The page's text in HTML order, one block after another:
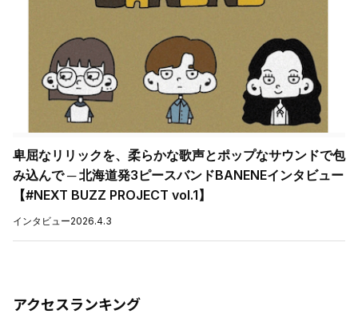
卑屈なリリックを、柔らかな歌声とポップなサウンドで包
み込んで ─ 北海道発3ピースバンドBANENEインタビュー
【#NEXT BUZZ PROJECT vol.1】
インタビュー2026.4.3
アクセスランキング